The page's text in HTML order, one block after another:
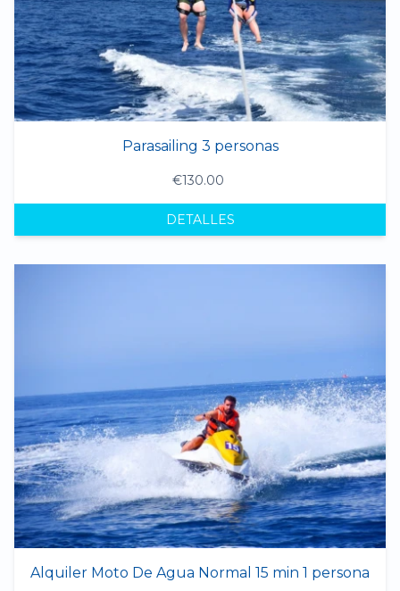
Parasailing 3 personas
€130.00
DETALLES
Alquiler Moto De Agua Normal 15 min 1 persona